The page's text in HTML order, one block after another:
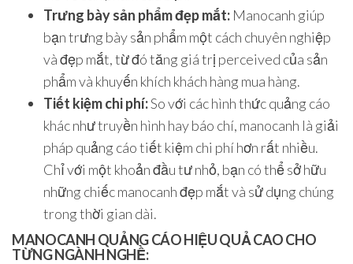
Trưng bày sản phẩm đẹp mắt: Manocanh giúp
bạn trưng bày sản phẩm một cách chuyên nghiệp
và đẹp mắt, từ đó tăng giá trị perceived của sản
phẩm và khuyến khích khách hàng mua hàng.
Tiết kiệm chi phí:So với các hình thức quảng cáo
khác như truyền hình hay báo chí, manocanh là giải
pháp quảng cáo tiết kiệm chi phí hơn rất nhiều.
Chỉ với một khoản đầu tư nhỏ, bạn có thể sở hữu
những chiếc manocanh đẹp mắt và sử dụng chúng
trong thời gian dài.
MANOCANH QUẢNG CÁO HIỆU QUẢ CAO CHO
TỪNG NGÀNH NGHỀ: